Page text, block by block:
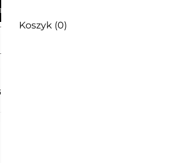
OD 250zł
Koszyk (0)
do storczyków żel 250 ml